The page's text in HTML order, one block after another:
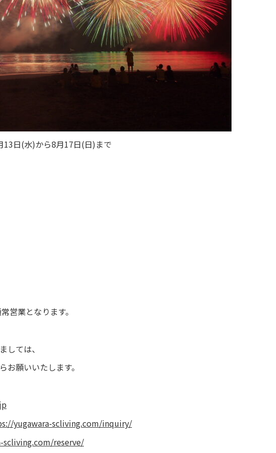
日(水)から8月17日(日)まで
営業となります。
しては、
お願いいたします。
yugawara-scliving.com/inquiry/
reserve/